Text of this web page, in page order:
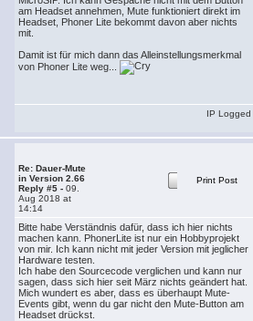
am Headset annehmen, Mute funktioniert direkt im
Headset, Phoner Lite bekommt davon aber nichts
mit.
Damit ist für mich dann das Alleinstellungsmerkmal
von Phoner Lite weg...
IP Logged
Re: Dauer-Mute
in Version 2.66
Reply #5 - 09.
Aug 2018 at
14:14
Print Post
Bitte habe Verständnis dafür, dass ich hier nichts
machen kann. PhonerLite ist nur ein Hobbyprojekt
von mir. Ich kann nicht mit jeder Version mit jeglicher
Hardware testen.
Ich habe den Sourcecode verglichen und kann nur
sagen, dass sich hier seit März nichts geändert hat.
Mich wundert es aber, dass es überhaupt Mute-
Events gibt, wenn du gar nicht den Mute-Button am
Headset drückst.